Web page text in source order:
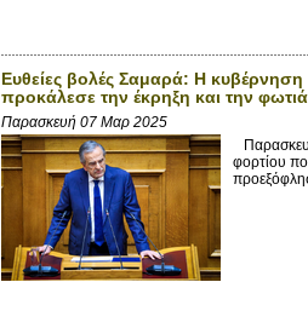
Ευθείες βολές Σαμαρά: Η
προκάλεσε την έκρηξη και την
Παρασκευή 07 Μαρ 2025
φορτίου